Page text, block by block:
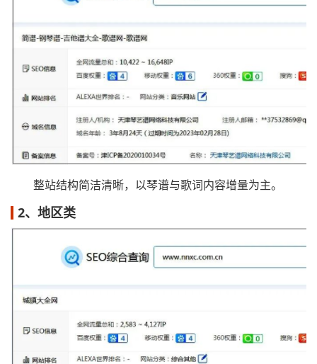
整站结构简洁清晰，以琴谱与歌词内容增量为主。
2、地区类